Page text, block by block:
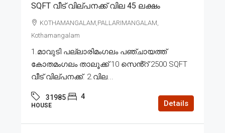
SQFT വീട് വില്പനക്ക് വില 45 ലക്ഷം
KOTHAMANGALAM,PALLARIMANGALAM,
Kothamangalam
1.മാവുടി പല്ലാരിമംഗലം പഞ്ചായത്ത്
കോതമംഗലം താലൂക്ക് 10 സെൻ്റ് 2500 SQFT
വീട് വില്പനക്ക്. 2.വില...
31985 4
HOUSE Details